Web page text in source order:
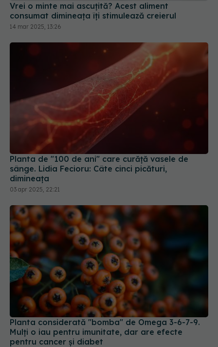
Vrei o minte mai ascuțită? Acest aliment
consumat dimineața îți stimulează creierul
14 mar 2025, 13:26
Planta de "100 de ani" care curăţă vasele de
sânge. Lidia Fecioru: Câte cinci picături,
dimineaţa
03 apr 2025, 22:21
Planta considerată "bomba" de Omega 3-6-7-9.
Mulți o iau pentru imunitate, dar are efecte
pentru cancer și diabet